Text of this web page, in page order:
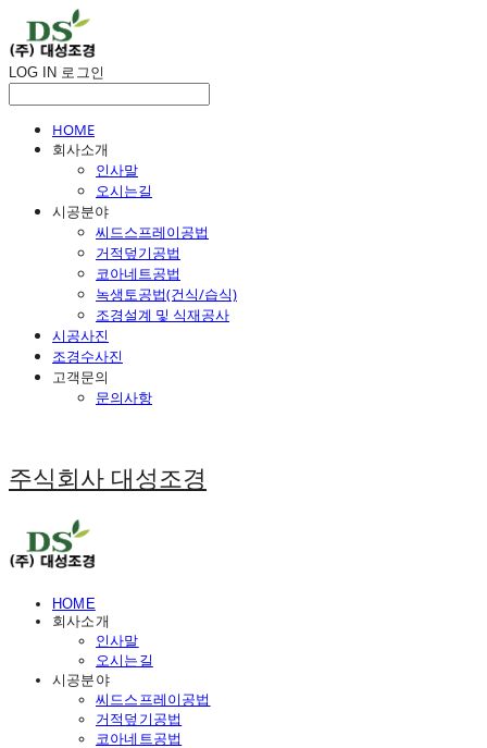
LOG IN 로그인
HOME
회사소개
인사말
오시는길
시공분야
씨드스프레이공법
거적덮기공법
코아네트공법
녹생토공법(건식/습식)
조경설계 및 식재공사
시공사진
조경수사진
고객문의
문의사항
주식회사 대성조경
HOME
회사소개
인사말
오시는길
시공분야
씨드스프레이공법
거적덮기공법
코아네트공법